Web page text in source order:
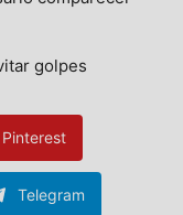
golpes
Pinterest
Telegram